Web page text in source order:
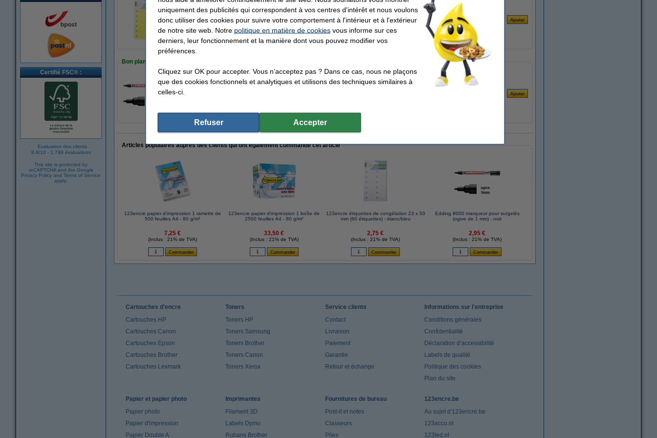
Certifié FSC® :
Evaluation des clients
8.8/10 - 1.799 évaluations
This site is protected by
reCAPTCHA and the Google
Privacy Policy and Terms of Service
apply.
Offre : 3x 123encre étiquettes de congélation 23 x 50 mm (60 étiquettes) - jaune/bleu
7,95 €
Bon plan : commandez également
Edding 8000 marqueur pour surgelés (ogive de 1 mm) - noir
Articles populaires auprès des clients qui ont également commandé cet article
123encre papier d'impression 1 ramette de
500 feuilles A4 - 80 g/m²
7,25 €
(Inclus : 21% de TVA)
123encre papier d'impression 1 boîte de
2500 feuilles A4 - 80 g/m²
33,50 €
(Inclus : 21% de TVA)
123encre étiquettes de congélation 23 x 50
mm (60 étiquettes) - blanc/bleu
2,75 €
(Inclus : 21% de TVA)
Edding 8000 marqueur pour surgelés
(ogive de 1 mm) - noir
2,95 €
(Inclus : 21% de TVA)
Cartouches d'encre
Cartouches HP
Cartouches Canon
Cartouches Epson
Cartouches Brother
Cartouches Lexmark
Toners
Toners HP
Toners Samsung
Toners Brother
Toners Canon
Toners Xerox
Service clients
Contact
Livraison
Paiement
Garantie
Retour et échange
Informations sur l'entreprise
Conditions générales
Confidentialité
Déclaration d’accessibilité
Labels de qualité
Politique des cookies
Plan du site
Papier et papier photo
Papier photo
Papier d'impression
Papier Double A
Imprimantes
Filament 3D
Labels Dymo
Rubans Brother
Fournitures de bureau
Post-it et notes
Classeurs
Piles
123encre.be
Au sujet d'123encre.be
123accu.nl
123led.nl
uniquement des publicités qui correspondent à vos centres d'intérêt et nous voulons
donc utiliser des cookies pour suivre votre comportement à l'intérieur et à l'extérieur
de notre site web. Notre politique en matière de cookiesvous informe sur ces
derniers, leur fonctionnement et la manière dont vous pouvez modifier vos
préférences.
Cliquez sur OK pour accepter. Vous n’acceptez pas ? Dans ce cas, nous ne plaçons
que des cookies fonctionnels et analytiques et utilisons des techniques similaires à
celles-ci.
Refuser Accepter